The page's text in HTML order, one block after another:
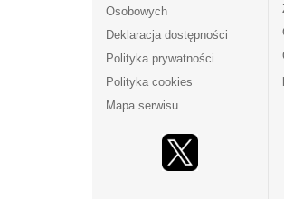
Osobowych
Deklaracja dostępności
Polityka prywatności
Polityka cookies
Mapa serwisu